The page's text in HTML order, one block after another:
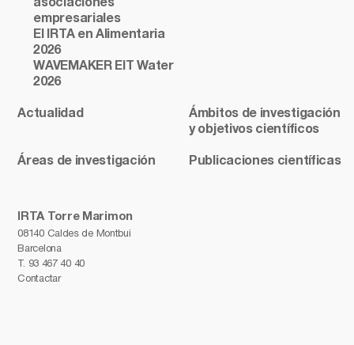
IRTA Torre Marimon
08140 Caldes de Montbui
Barcelona
T. 93 467 40 40
Contactar
asociaciones
empresariales
El IRTA en Alimentaria
2026
WAVEMAKER EIT Water
2026
Actualidad
Ámbitos de investigación
y objetivos científicos
Áreas de investigación Publicaciones científicas